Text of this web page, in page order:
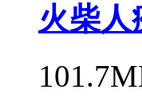
火柴人